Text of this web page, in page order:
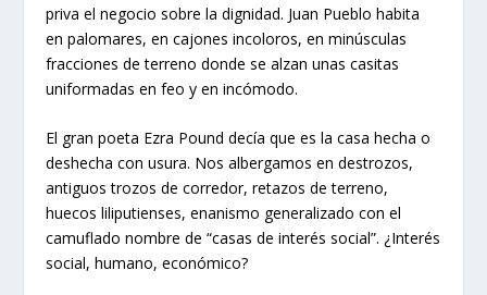
priva el negocio sobre la dignidad. Juan Pueblo habita
en palomares, en cajones incoloros, en minúsculas
fracciones de terreno donde se alzan unas casitas
uniformadas en feo y en incómodo.
El gran poeta Ezra Pound decía que es la casa hecha o
deshecha con usura. Nos albergamos en destrozos,
antiguos trozos de corredor, retazos de terreno,
huecos liliputienses, enanismo generalizado con el
camuflado nombre de “casas de interés social”. ¿Interés
social, humano, económico?